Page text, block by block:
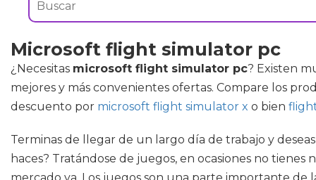
Microsoft flight simulator pc
¿Necesitas microsoft flight simulator pc? Existen
mejores y más convenientes ofertas. Compare los
descuento por microsoft flight simulator x o bien
Terminas de llegar de un largo día de trabajo y
haces? Tratándose de juegos, en ocasiones no